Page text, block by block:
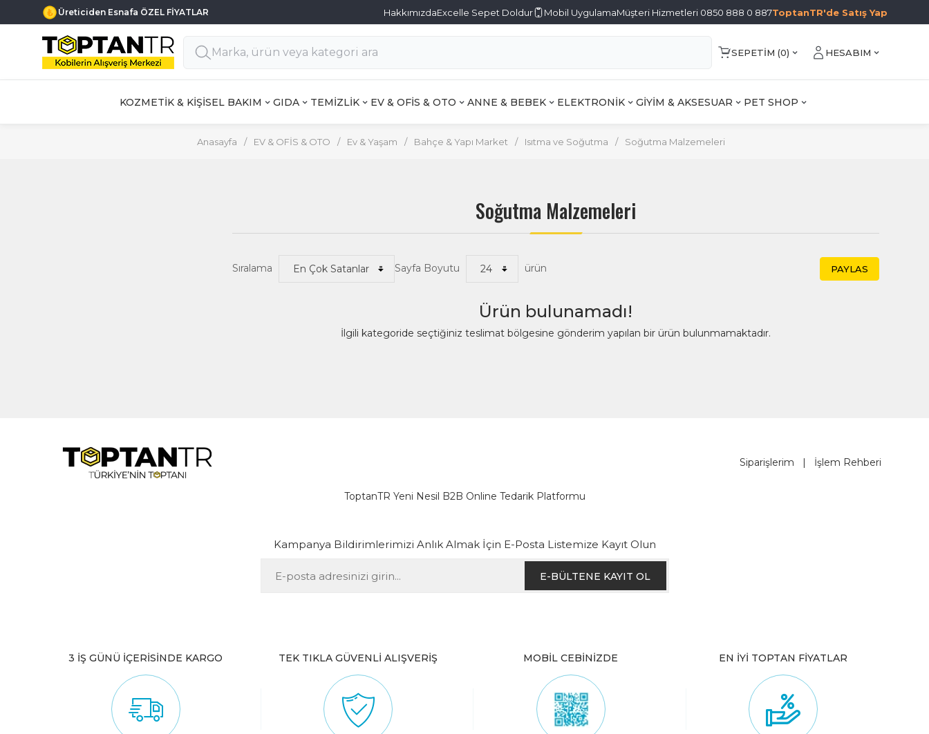
Üreticiden Esnafa ÖZEL FİYATLAR HakkımızdaExcelle Sepet Doldur Mobil UygulamaMüşteri Hizmetleri 0850 888 0 887ToptanTR'de Satış Yap
SEPETIM (0) HESABIM
KOZMETİK & KİŞİSEL BAKIM GIDA TEMİZLİK EV & OFİS & OTO ANNE & BEBEK ELEKTRONİK GİYİM & AKSESUAR PET SHOP
Anasayfa / EV & OFİS & OTO / Ev & Yaşam / Bahçe & Yapı Market / Isıtma ve Soğutma / Soğutma Malzemeleri
Soğutma Malzemeleri
Sıralama Sayfa Boyutu ürün PAYLAS
Ürün bulunamadı!
İlgili kategoride seçtiğiniz teslimat bölgesine gönderim yapılan bir ürün bulunmamaktadır.
Siparişlerim İşlem Rehberi
ToptanTR Yeni Nesil B2B Online Tedarik Platformu
Kampanya Bildirimlerimizi Anlık Almak İçin E-Posta Listemize Kayıt Olun
E-BÜLTENE KAYIT OL
3 İŞ GÜNÜ İÇERİSİNDE KARGO TEK TIKLA GÜVENLİ ALIŞVERİŞ MOBİL CEBİNİZDE EN İYİ TOPTAN FİYATLAR